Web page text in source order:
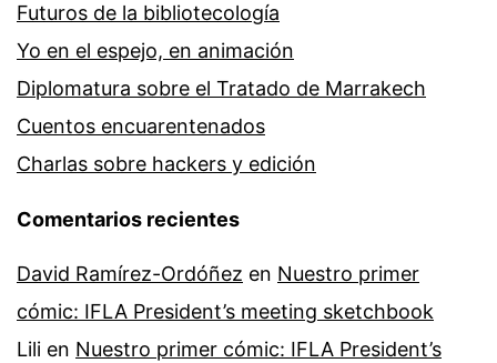
Futuros de la bibliotecología
Yo en el espejo, en animación
Diplomatura sobre el Tratado de Marrakech
Cuentos encuarentenados
Charlas sobre hackers y edición
Comentarios recientes
David Ramírez-Ordóñez en Nuestro primer
cómic: IFLA President’s meeting sketchbook
Lili en Nuestro primer cómic: IFLA President’s